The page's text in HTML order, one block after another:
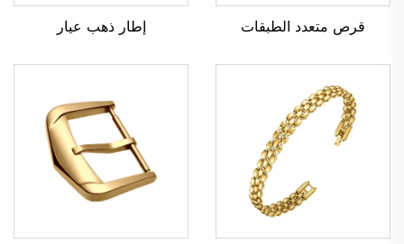
قرص متعدد الطبقات إطار ذهب عيار